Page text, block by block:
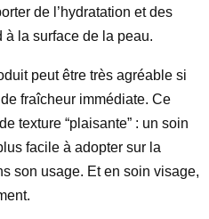
de l’hydratation et des
à la surface de la peau.
peut être très agréable si
fraîcheur immédiate. Ce
texture “plaisante” : un soin
facile à adopter sur la
son usage. Et en soin visage,